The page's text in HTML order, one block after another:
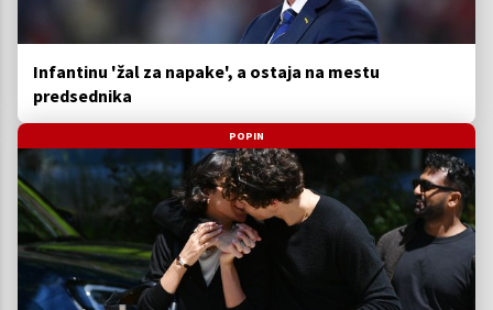
Infantinu 'žal za napake', a ostaja na mestu
predsednika
POPIN